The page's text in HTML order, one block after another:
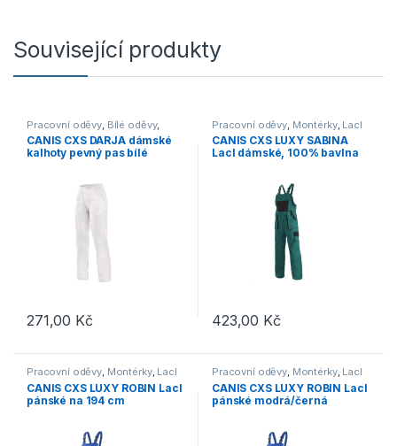
Související produkty
Pracovní oděvy Bílé oděvy,
Kalhoty
CANIS CXS DARJA dámské
kalhoty pevný pas bílé
271,00 Kč
Tento produkt má více variant. Možnosti lze vybrat na stránce
Pracovní oděvy Montérky, Lacl
CANIS CXS LUXY SABINA
Lacl dámské, 100% bavlna
423,00 Kč
Tento produkt má více
Pracovní oděvy, Montérky, Lacl
CANIS CXS LUXY ROBIN Lacl
pánské na 194 cm
Pracovní oděvy, Montérky, Lacl
CANIS CXS LUXY ROBIN Lacl
pánské modrá/černá